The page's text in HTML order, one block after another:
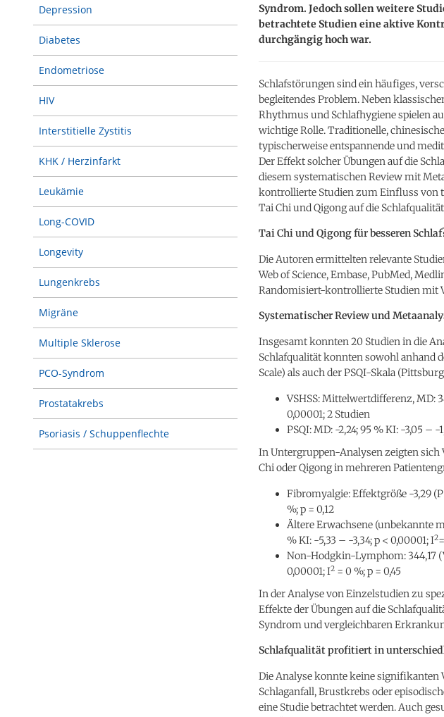
Depression
Diabetes
Endometriose
HIV
Interstitielle Zystitis
KHK / Herzinfarkt
Leukämie
Long-COVID
Longevity
Lungenkrebs
Migräne
Multiple Sklerose
PCO-Syndrom
Prostatakrebs
Psoriasis / Schuppenflechte
Syndrom. Jedoch sollen weitere
betrachtete Studien eine aktive
durchgängig hoch war.
Schlafstörungen sind ein häufiges,
begleitendes Problem. Neben
Rhythmus und Schlafhygiene spielen
wichtige Rolle. Traditionelle,
typischerweise entspannende und
Der Effekt solcher Übungen auf die
diesem systematischen Review mit
kontrollierte Studien zum Einfluss von
Tai Chi und Qigong auf die
Tai Chi und Qigong für besseren
Die Autoren ermittelten relevante
Web of Science, Embase, PubMed,
Randomisiert-kontrollierte Studien mit
Systematischer Review und
Insgesamt konnten 20 Studien in die
Schlafqualität konnten sowohl anhand
Scale) als auch der PSQI-Skala
VSHSS: Mittelwertdifferenz, MD:
0,00001; 2 Studien
PSQI: MD: -2,24; 95 % KI: -3,05 – -
In Untergruppen-Analysen zeigten sich
Chi oder Qigong in mehreren
Fibromyalgie: Effektgröße -3,29
%; p = 0,12
Ältere Erwachsene (unbekannte
% KI: -5,33 – -3,34; p < 0,00001; I2
Non-Hodgkin-Lymphom: 344,17
0,00001; I2 = 0 %; p = 0,45
In der Analyse von Einzelstudien zu
Effekte der Übungen auf die
Syndrom und vergleichbaren
Schlafqualität profitiert in
Die Analyse konnte keine signifikanten
Schlaganfall, Brustkrebs oder
eine Studie betrachtet werden. Auch